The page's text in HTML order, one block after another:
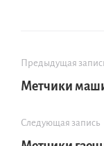
Предыдущая
Метчики
Следующая запись